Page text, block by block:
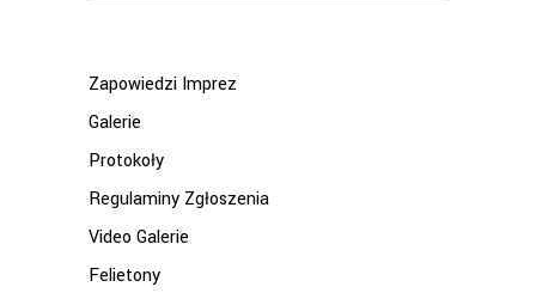
Zapowiedzi Imprez
Galerie
Protokoły
Regulaminy Zgłoszenia
Video Galerie
Felietony